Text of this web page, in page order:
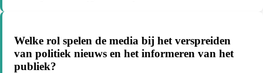
Welke rol spelen de media bij het verspreiden
van politiek nieuws en het informeren van het
publiek?